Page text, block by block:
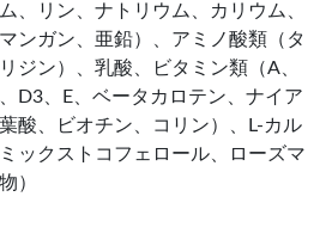
、リン、ナトリウム、カリウム、
ンガン、亜鉛）、アミノ酸類（タ
ジン）、乳酸、ビタミン類（A、
D3、E、ベータカロテン、ナイア
酸、ビオチン、コリン）、L-カル
ックストコフェロール、ローズマ
）